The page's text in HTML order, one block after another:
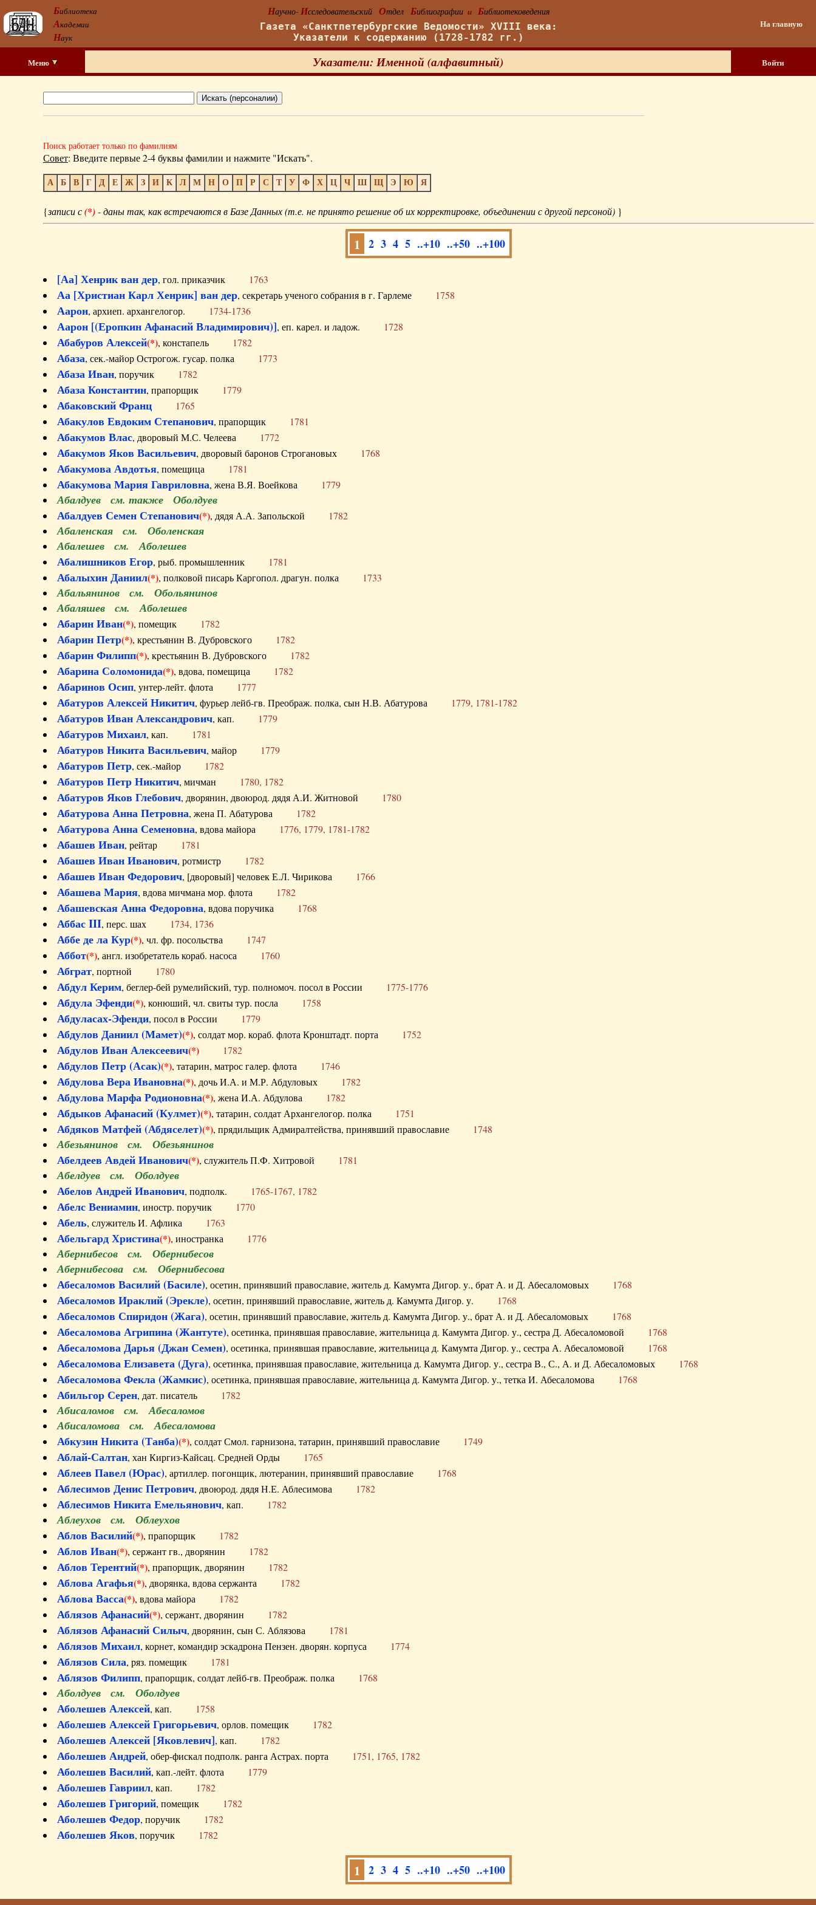
Библиотека
Академии
Наук
Научно- Исследовательский Отдел Библиографии и Библиотековедения
Газета «Санктпетербургские Ведомости» XVIII века:
Указатели к содержанию (1728-1782 гг.)
На главную
Меню Указатели: Именной (алфавитный) Войти
Поиск работает только по фамилиям
Совет: Введите первые 2-4 буквы фамилии и нажмите "Искать".
А Б В Г Д Е Ж З И К Л М Н О П Р С Т У Ф Х Ц Ч Ш Щ Э Ю Я
{записи с(*)- даны так, как встречаются в Базе Данных (т.е. не принято решение об их корректировке, объединении с другой персоной) }
1 2 3 4 5 ..+10 ..+50 ..+100
[Аа] Хенрик ван дер, гол. приказчик 1763
Аа [Христиан Карл Хенрик] ван дер, секретарь ученого собрания в г. Гарлеме 1758
Аарон, архиеп. архангелогор. 1734-1736
Аарон [(Еропкин Афанасий Владимирович)], еп. карел. и ладож. 1728
Абабуров Алексей(*), констапель 1782
Абаза, сек.-майор Острогож. гусар. полка 1773
Абаза Иван, поручик 1782
Абаза Константин, прапорщик 1779
Абаковский Франц 1765
Абакулов Евдоким Степанович, прапорщик 1781
Абакумов Влас, дворовый М.С. Челеева 1772
Абакумов Яков Васильевич, дворовый баронов Строгановых 1768
Абакумова Авдотья, помещица 1781
Абакумова Мария Гавриловна, жена В.Я. Воейкова 1779
Абалдуев см. также Оболдуев
Абалдуев Семен Степанович(*), дядя А.А. Запольской 1782
Абаленская см. Оболенская
Абалешев см. Аболешев
Абалишников Егор, рыб. промышленник 1781
Абалыхин Даниил(*), полковой писарь Каргопол. драгун. полка 1733
Абальянинов см. Обольянинов
Абаляшев см. Аболешев
Абарин Иван(*), помещик 1782
Абарин Петр(*), крестьянин В. Дубровского 1782
Абарин Филипп(*), крестьянин В. Дубровского 1782
Абарина Соломонида(*), вдова, помещица 1782
Абаринов Осип, унтер-лейт. флота 1777
Абатуров Алексей Никитич, фурьер лейб-гв. Преображ. полка, сын Н.В. Абатурова 1779, 1781-1782
Абатуров Иван Александрович, кап. 1779
Абатуров Михаил, кап. 1781
Абатуров Никита Васильевич, майор 1779
Абатуров Петр, сек.-майор 1782
Абатуров Петр Никитич, мичман 1780, 1782
Абатуров Яков Глебович, дворянин, двоюрод. дядя А.И. Житновой 1780
Абатурова Анна Петровна, жена П. Абатурова 1782
Абатурова Анна Семеновна, вдова майора 1776, 1779, 1781-1782
Абашев Иван, рейтар 1781
Абашев Иван Иванович, ротмистр 1782
Абашев Иван Федорович, [дворовый] человек Е.Л. Чирикова 1766
Абашева Мария, вдова мичмана мор. флота 1782
Абашевская Анна Федоровна, вдова поручика 1768
Аббас III, перс. шах 1734, 1736
Аббе де ла Кур(*), чл. фр. посольства 1747
Аббот(*), англ. изобретатель кораб. насоса 1760
Абграт, портной 1780
Абдул Керим, беглер-бей румелийский, тур. полномоч. посол в России 1775-1776
Абдула Эфенди(*), конюший, чл. свиты тур. посла 1758
Абдуласах-Эфенди, посол в России 1779
Абдулов Даниил (Мамет)(*), солдат мор. кораб. флота Кронштадт. порта 1752
Абдулов Иван Алексеевич(*) 1782
Абдулов Петр (Асак)(*), татарин, матрос галер. флота 1746
Абдулова Вера Ивановна(*), дочь И.А. и М.Р. Абдуловых 1782
Абдулова Марфа Родионовна(*), жена И.А. Абдулова 1782
Абдыков Афанасий (Кулмет)(*), татарин, солдат Архангелогор. полка 1751
Абдяков Матфей (Абдяселет)(*), прядильщик Адмиралтейства, принявший православие 1748
Абезьянинов см. Обезьянинов
Абелдеев Авдей Иванович(*), служитель П.Ф. Хитровой 1781
Абелдуев см. Оболдуев
Абелов Андрей Иванович, подполк. 1765-1767, 1782
Абелс Вениамин, иностр. поручик 1770
Абель, служитель И. Афлика 1763
Абельгард Христина(*), иностранка 1776
Абернибесов см. Обернибесов
Абернибесова см. Обернибесова
Абесаломов Василий (Басиле), осетин, принявший православие, житель д. Камумта Дигор. у., брат А. и Д. Абесаломовых 1768
Абесаломов Ираклий (Эрекле), осетин, принявший православие, житель д. Камумта Дигор. у. 1768
Абесаломов Спиридон (Жага), осетин, принявший православие, житель д. Камумта Дигор. у., брат А. и Д. Абесаломовых 1768
Абесаломова Агрипина (Жантуте), осетинка, принявшая православие, жительница д. Камумта Дигор. у., сестра Д. Абесаломовой 1768
Абесаломова Дарья (Джан Семен), осетинка, принявшая православие, жительница д. Камумта Дигор. у., сестра А. Абесаломовой 1768
Абесаломова Елизавета (Дуга), осетинка, принявшая православие, жительница д. Камумта Дигор. у., сестра В., С., А. и Д. Абесаломовых 1768
Абесаломова Фекла (Жамкис), осетинка, принявшая православие, жительница д. Камумта Дигор. у., тетка И. Абесаломова 1768
Абильгор Серен, дат. писатель 1782
Абисаломов см. Абесаломов
Абисаломова см. Абесаломова
Абкузин Никита (Танба)(*), солдат Смол. гарнизона, татарин, принявший православие 1749
Аблай-Салтан, хан Киргиз-Кайсац. Средней Орды 1765
Аблеев Павел (Юрас), артиллер. погонщик, лютеранин, принявший православие 1768
Аблесимов Денис Петрович, двоюрод. дядя Н.Е. Аблесимова 1782
Аблесимов Никита Емельянович, кап. 1782
Аблеухов см. Облеухов
Аблов Василий(*), прапорщик 1782
Аблов Иван(*), сержант гв., дворянин 1782
Аблов Терентий(*), прапорщик, дворянин 1782
Аблова Агафья(*), дворянка, вдова сержанта 1782
Аблова Васса(*), вдова майора 1782
Аблязов Афанасий(*), сержант, дворянин 1782
Аблязов Афанасий Силыч, дворянин, сын С. Аблязова 1781
Аблязов Михаил, корнет, командир эскадрона Пензен. дворян. корпуса 1774
Аблязов Сила, ряз. помещик 1781
Аблязов Филипп, прапорщик, солдат лейб-гв. Преображ. полка 1768
Аболдуев см. Оболдуев
Аболешев Алексей, кап. 1758
Аболешев Алексей Григорьевич, орлов. помещик 1782
Аболешев Алексей [Яковлевич], кап. 1782
Аболешев Андрей, обер-фискал подполк. ранга Астрах. порта 1751, 1765, 1782
Аболешев Василий, кап.-лейт. флота 1779
Аболешев Гавриил, кап. 1782
Аболешев Григорий, помещик 1782
Аболешев Федор, поручик 1782
Аболешев Яков, поручик 1782
1 2 3 4 5 ..+10 ..+50 ..+100